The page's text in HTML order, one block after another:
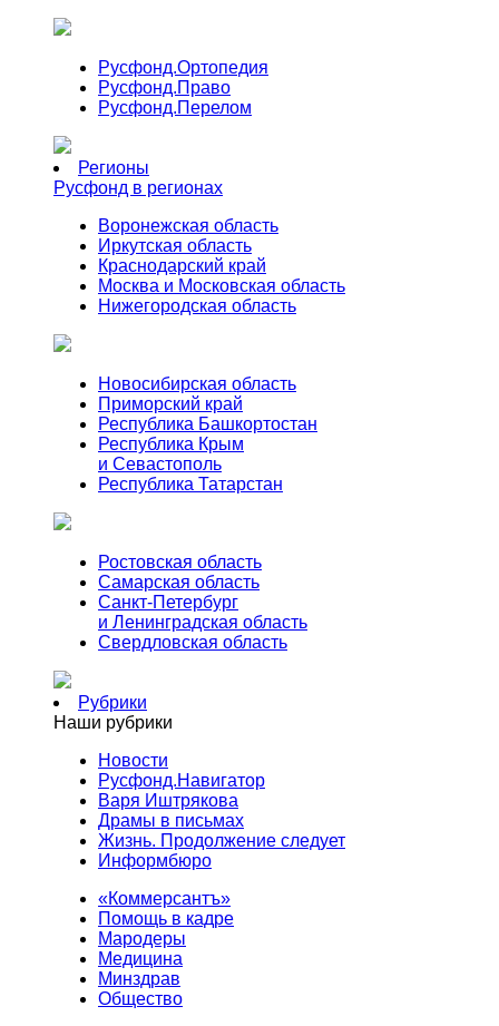
Русфонд.Ортопедия
Русфонд.Право
Русфонд.Перелом
Регионы
Русфонд в регионах
Воронежская область
Иркутская область
Краснодарский край
Москва и Московская область
Нижегородская область
Новосибирская область
Приморский край
Республика Башкортостан
Республика Крым
и Севастополь
Республика Татарстан
Ростовская область
Самарская область
Санкт-Петербург
и Ленинградская область
Свердловская область
Рубрики
Наши рубрики
Новости
Русфонд.Навигатор
Варя Иштрякова
Драмы в письмах
Жизнь. Продолжение следует
Информбюро
«Коммерсантъ»
Помощь в кадре
Мародеры
Медицина
Минздрав
Общество